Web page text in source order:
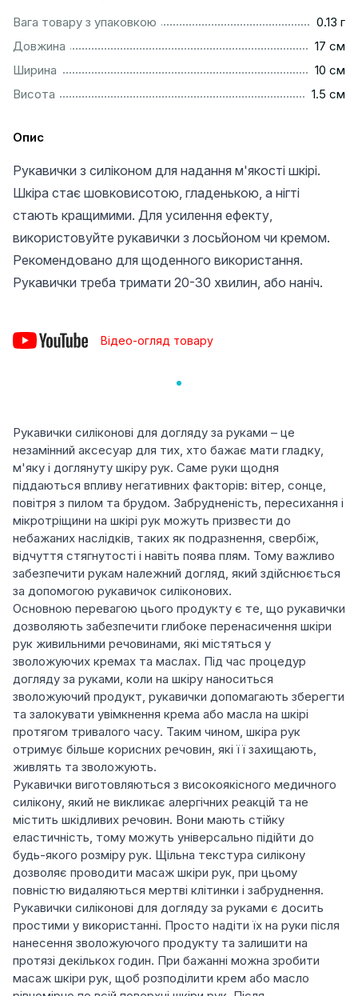
Вага товару з упаковкою
0.13 г
Довжина
17 см
Ширина
10 см
Висота
1.5 см
Опис
Рукавички з силіконом для надання м'якості шкірі.
Шкіра стає шовковисотою, гладенькою, а нігті
стають кращимими. Для усилення ефекту,
використовуйте рукавички з лосьйоном чи кремом.
Рекомендовано для щоденного використання.
Рукавички треба тримати 20-30 хвилин, або наніч.
Відео-огляд товару
Рукавички силіконові для догляду за руками – це
незамінний аксесуар для тих, хто бажає мати гладку,
м'яку і доглянуту шкіру рук. Саме руки щодня
піддаються впливу негативних факторів: вітер, сонце,
повітря з пилом та брудом. Забрудненість, пересихання і
мікротріщини на шкірі рук можуть призвести до
небажаних наслідків, таких як подразнення, свербіж,
відчуття стягнутості і навіть поява плям. Тому важливо
забезпечити рукам належний догляд, який здійснюється
за допомогою рукавичок силіконових.
Основною перевагою цього продукту є те, що рукавички
дозволяють забезпечити глибоке перенасичення шкіри
рук живильними речовинами, які містяться у
зволожуючих кремах та маслах. Під час процедур
догляду за руками, коли на шкіру наноситься
зволожуючий продукт, рукавички допомагають зберегти
та залокувати увімкнення крема або масла на шкірі
протягом тривалого часу. Таким чином, шкіра рук
отримує більше корисних речовин, які її захищають,
живлять та зволожують.
Рукавички виготовляються з високоякісного медичного
силікону, який не викликає алергічних реакцій та не
містить шкідливих речовин. Вони мають стійку
еластичність, тому можуть універсально підійти до
будь-якого розміру рук. Щільна текстура силікону
дозволяє проводити масаж шкіри рук, при цьому
повністю видаляються мертві клітинки і забруднення.
Рукавички силіконові для догляду за руками є досить
простими у використанні. Просто надіти їх на руки після
нанесення зволожуючого продукту та залишити на
протязі декількох годин. При бажанні можна зробити
масаж шкіри рук, щоб розподілити крем або масло